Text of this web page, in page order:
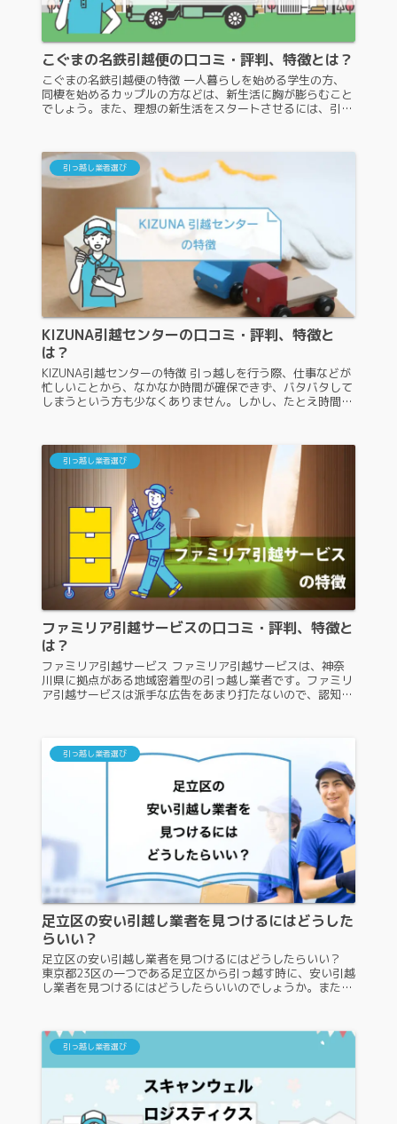
こぐまの名鉄引越便の口コミ・評判、特徴とは？
こぐまの名鉄引越便の特徴 一人暮らしを始める学生の方、
同棲を始めるカップルの方などは、新生活に胸が膨らむこと
でしょう。また、理想の新生活をスタートさせるには、引っ
引っ越し業者選び
KIZUNA引越センターの口コミ・評判、特徴と
は？
KIZUNA引越センターの特徴 引っ越しを行う際、仕事などが
忙しいことから、なかなか時間が確保できず、バタバタして
しまうという方も少なくありません。しかし、たとえ時間が
引っ越し業者選び
ファミリア引越サービスの口コミ・評判、特徴と
は？
ファミリア引越サービス ファミリア引越サービスは、神奈
川県に拠点がある地域密着型の引っ越し業者です。ファミリ
ア引越サービスは派手な広告をあまり打たないので、認知度
引っ越し業者選び
足立区の安い引越し業者を見つけるにはどうした
らいい？
足立区の安い引越し業者を見つけるにはどうしたらいい？
東京都23区の一つである足立区から引っ越す時に、安い引越
し業者を見つけるにはどうしたらいいのでしょうか。また、
引っ越し業者選び